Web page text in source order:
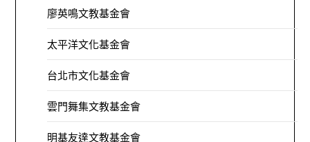
廖英鳴文教基金會
太平洋文化基金會
台北市文化基金會
雲門舞集文教基金會
明基友達文教基金會